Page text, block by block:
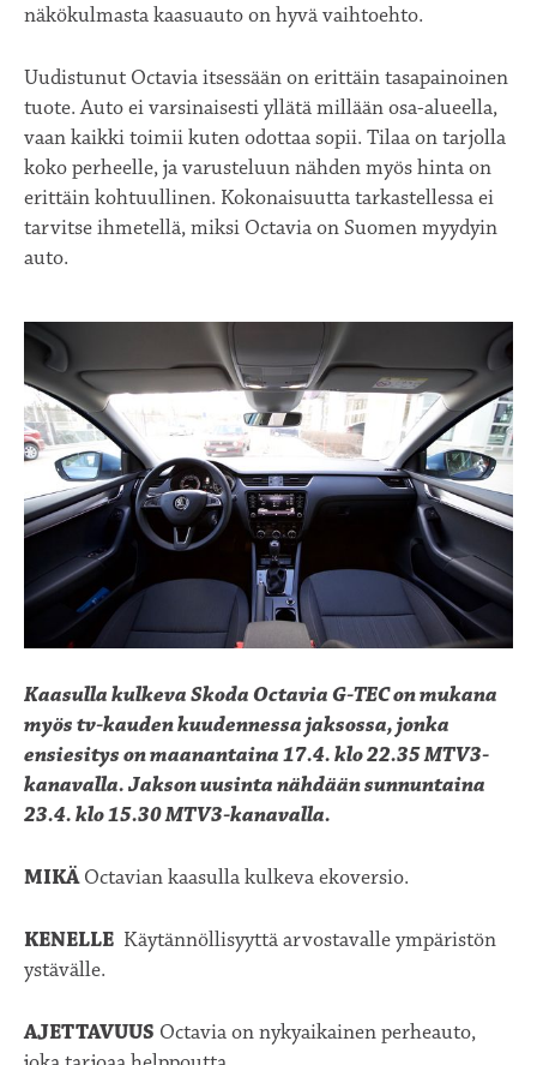
näkökulmasta kaasuauto on hyvä vaihtoehto.
Uudistunut Octavia itsessään on erittäin tasapainoinen
tuote. Auto ei varsinaisesti yllätä millään osa-alueella,
vaan kaikki toimii kuten odottaa sopii. Tilaa on tarjolla
koko perheelle, ja varusteluun nähden myös hinta on
erittäin kohtuullinen. Kokonaisuutta tarkastellessa ei
tarvitse ihmetellä, miksi Octavia on Suomen myydyin
auto.
Kaasulla kulkeva Skoda Octavia G-TEC on mukana
myös tv-kauden kuudennessa jaksossa, jonka
ensiesitys on maanantaina 17.4. klo 22.35 MTV3-
kanavalla. Jakson uusinta nähdään sunnuntaina
23.4. klo 15.30 MTV3-kanavalla.
MIKÄOctavian kaasulla kulkeva ekoversio.
KENELLE Käytännöllisyyttä arvostavalle ympäristön
ystävälle.
AJETTAVUUS Octavia on nykyaikainen perheauto,